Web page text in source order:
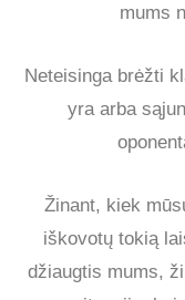
mums
Neteisinga brėžti
yra arba
Žinant, kiek
iškovotų tokią
džiaugtis mums,